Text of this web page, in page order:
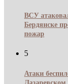
ВСУ
Бердянске
пожар
5
Атаки